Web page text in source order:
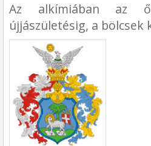
Az alkímiában az
újjászületésig, a bölcsek